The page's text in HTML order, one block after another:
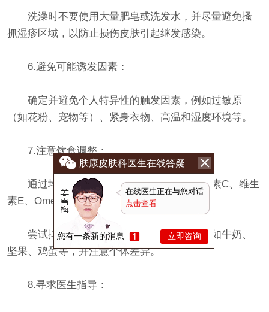
洗澡时不要使用大量肥皂或洗发水，并尽量避免搔
抓湿疹区域，以防止损伤皮肤引起继发感染。
6.避免可能诱发因素：
确定并避免个人特异性的触发因素，例如过敏原
（如花粉、宠物等）、紧身衣物、高温和湿度环境等。
7.注意饮食调整：
通过均衡饮食摄入足够的营养，包括维生素C、维生
素E、Omega-3脂肪酸等，帮助增强免疫力。
尝试排除一些可能引起湿疹加重的食物，如牛奶、
坚果、鸡蛋等，并注意个体差异。
8.寻求医生指导：
肤康皮肤科医生在线答疑
在线医生正在与您对话
点击查看
您有一条新的消息 立即咨询